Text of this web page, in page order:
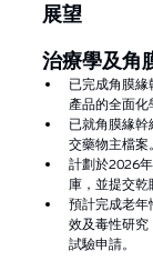
展望
治療學及角
已完成角膜
產品的全面化
已就角膜緣
交藥物主檔案。
計劃於2026
庫，並提交乾
預計完成老年
效及毒性研
試驗申請。